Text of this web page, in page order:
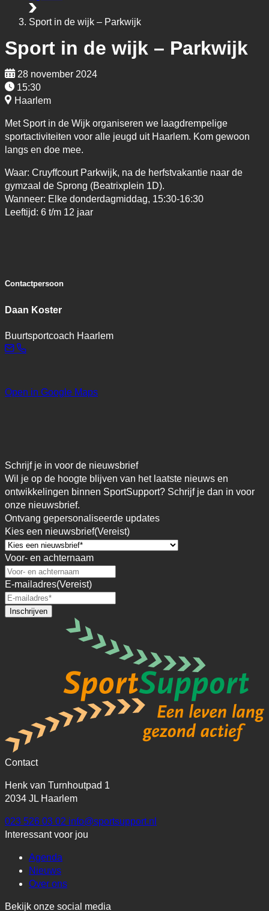
Sport in de wijk – Parkwijk
Sport in de wijk – Parkwijk
28 november 2024
15:30
Haarlem
Met Sport in de Wijk organiseren we laagdrempelige
sportactiviteiten voor alle jeugd uit Haarlem. Kom gewoon
langs en doe mee.
Waar: Cruyffcourt Parkwijk, na de herfstvakantie naar de
gymzaal de Sprong (Beatrixplein 1D).
Wanneer: Elke donderdagmiddag, 15:30-16:30
Leeftijd: 6 t/m 12 jaar
Contactpersoon
Daan Koster
Buurtsportcoach Haarlem
Open in Google Maps
Schrijf je in voor de nieuwsbrief
Wil je op de hoogte blijven van het laatste nieuws en
ontwikkelingen binnen SportSupport? Schrijf je dan in voor
onze nieuwsbrief.
Ontvang gepersonaliseerde updates
Kies een nieuwsbrief(Vereist)
Voor- en achternaam
E-mailadres(Vereist)
Inschrijven
Contact
Henk van Turnhoutpad 1
2034 JL Haarlem
023 526 03 02 info@sportsupport.nl
Interessant voor jou
Agenda
Nieuws
Over ons
Bekijk onze social media